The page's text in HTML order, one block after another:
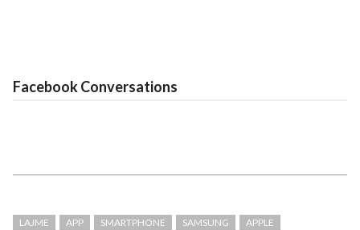
Facebook Conversations
LAJME APP SMARTPHONE SAMSUNG APPLE